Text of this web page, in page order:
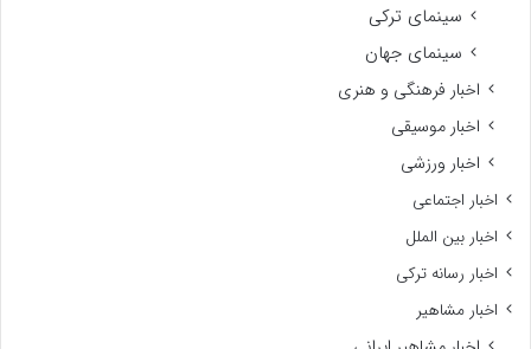
سینمای ترکی
سینمای جهان
اخبار فرهنگی و هنری
اخبار موسیقی
اخبار ورزشی
اخبار اجتماعی
اخبار بین الملل
اخبار رسانه ترکی
اخبار مشاهیر